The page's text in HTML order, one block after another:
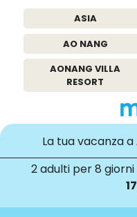
ASIA
AO NANG
AONANG VILLA
RESORT
La tua vacanza a
2 adulti per 8